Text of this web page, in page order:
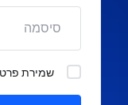
שמירת